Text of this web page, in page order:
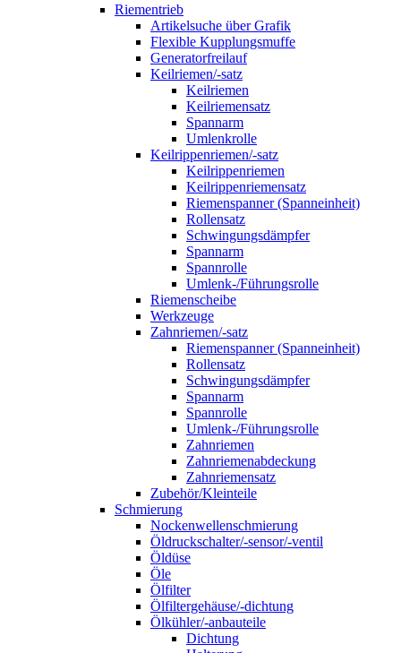
Riementrieb
Artikelsuche über Grafik
Flexible Kupplungsmuffe
Generatorfreilauf
Keilriemen/-satz
Keilriemen
Keilriemensatz
Spannarm
Umlenkrolle
Keilrippenriemen/-satz
Keilrippenriemen
Keilrippenriemensatz
Riemenspanner (Spanneinheit)
Rollensatz
Schwingungsdämpfer
Spannarm
Spannrolle
Umlenk-/Führungsrolle
Riemenscheibe
Werkzeuge
Zahnriemen/-satz
Riemenspanner (Spanneinheit)
Rollensatz
Schwingungsdämpfer
Spannarm
Spannrolle
Umlenk-/Führungsrolle
Zahnriemen
Zahnriemenabdeckung
Zahnriemensatz
Zubehör/Kleinteile
Schmierung
Nockenwellenschmierung
Öldruckschalter/-sensor/-ventil
Öldüse
Öle
Ölfilter
Ölfiltergehäuse/-dichtung
Ölkühler/-anbauteile
Dichtung